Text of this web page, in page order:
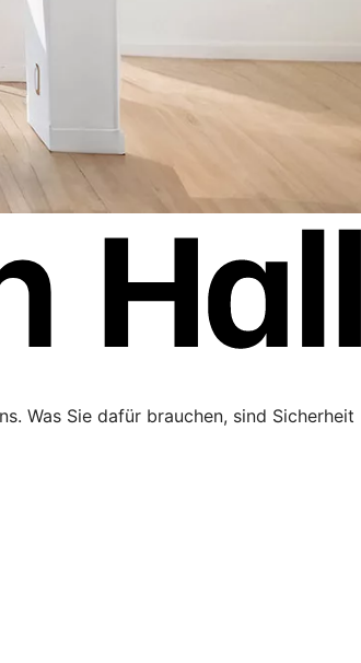
Was Sie dafür brauchen, sind Sicherheit